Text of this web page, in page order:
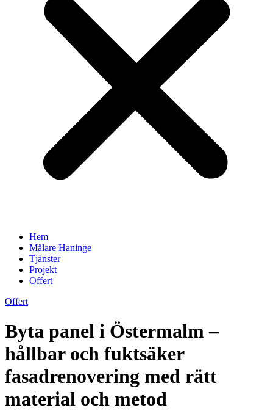
Hem
Målare Haninge
Tjänster
Projekt
Offert
Offert
Byta panel i Östermalm –
hållbar och fuktsäker
fasadrenovering med rätt
material och metod